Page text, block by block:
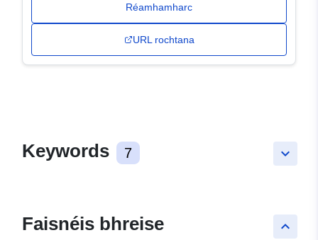
Réamhamharc
URL rochtana
keyboard_arrow_down
Keywords 7
keyboard_arrow_up
Faisnéis bhreise